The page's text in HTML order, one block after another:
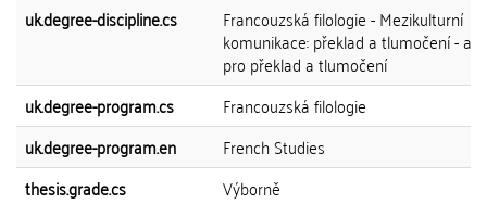
uk.degree-discipline.cs Francouzská filologie - Mezikulturní
komunikace: překlad a tlumočení -
pro překlad a tlumočení
uk.degree-program.cs
Francouzská filologie
uk.degree-program.en
French Studies
thesis.grade.cs
Výborně